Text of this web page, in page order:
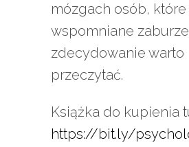
mózgach osób,
wspomniane
zdecydowanie warto
przeczytać.
Książka do kupienia
https://bit.ly/